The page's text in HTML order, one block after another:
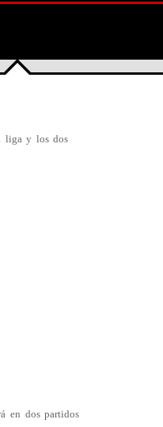
liga y los dos
en dos partidos